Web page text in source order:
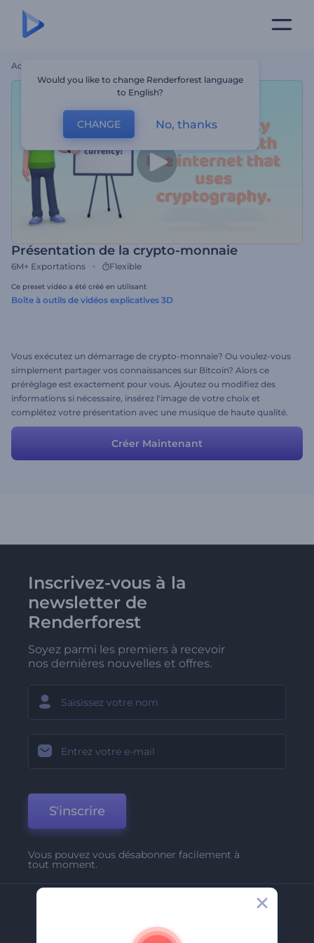
Accueil
Présentation de la crypto-monnaie
6M+ Exportations Flexible
Ce preset vidéo a été créé en utilisant
Boîte à outils de vidéos explicatives 3D
Vous exécutez un démarrage de crypto-monnaie? Ou voulez-vous
simplement partager vos connaissances sur Bitcoin? Alors ce
préréglage est exactement pour vous. Ajoutez ou modifiez des
informations si nécessaire, insérez l'image de votre choix et
complétez votre présentation avec une musique de haute qualité.
Soyez le premier à avoir une présentation 3D de haute qualité!
Créer Maintenant
Inscrivez-vous à la
newsletter de
Renderforest
Soyez parmi les premiers à recevoir
nos dernières nouvelles et offres.
S'inscrire
Vous pouvez vous désabonner facilement à
tout moment.
A Propos De Nous
Would you like to change Renderforest language
to English?
CHANGE No, thanks